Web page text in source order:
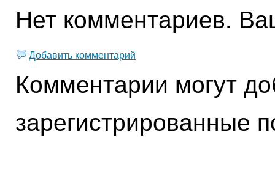
Нет комментариев.
Добавить комментарий
Комментарии могут
зарегистрированные